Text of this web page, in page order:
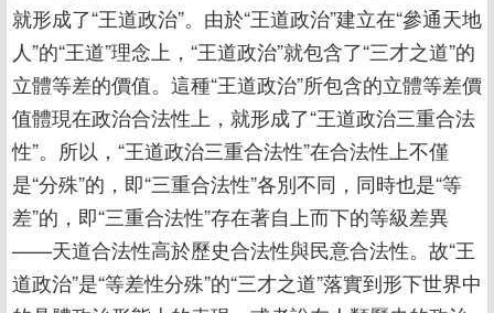
就形成了“王道政治”。由於“王道政治”建立在“參通天地
人”的“王道”理念上，“王道政治”就包含了“三才之道”的
立體等差的價值。這種“王道政治”所包含的立體等差價
值體現在政治合法性上，就形成了“王道政治三重合法
性”。所以，“王道政治三重合法性”在合法性上不僅
是“分殊”的，即“三重合法性”各別不同，同時也是“等
差”的，即“三重合法性”存在著自上而下的等級差異
——天道合法性高於歷史合法性與民意合法性。故“王
道政治”是“等差性分殊”的“三才之道”落實到形下世界中